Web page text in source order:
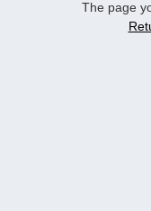
The page